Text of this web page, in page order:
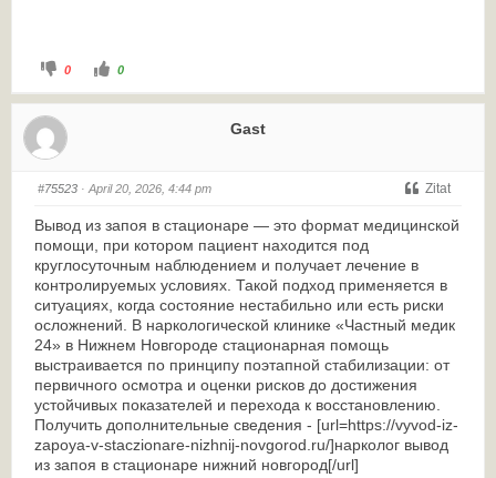
0 0
Gast
#75523 · April 20, 2026, 4:44 pm Zitat
Вывод из запоя в стационаре — это формат медицинской
помощи, при котором пациент находится под
круглосуточным наблюдением и получает лечение в
контролируемых условиях. Такой подход применяется в
ситуациях, когда состояние нестабильно или есть риски
осложнений. В наркологической клинике «Частный медик
24» в Нижнем Новгороде стационарная помощь
выстраивается по принципу поэтапной стабилизации: от
первичного осмотра и оценки рисков до достижения
устойчивых показателей и перехода к восстановлению.
Получить дополнительные сведения - [url=https://vyvod-iz-
zapoya-v-staczionare-nizhnij-novgorod.ru/]нарколог вывод
из запоя в стационаре нижний новгород[/url]